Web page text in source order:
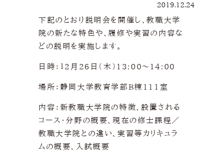
2019.12.24
下記のとおり説明会を開催し、教職大学
院の新たな特色や、履修や実習の内容な
どの説明を実施します。
日時：１2月26日（木）13:00～14:00
場所：静岡大学教育学部B棟111室
内容：新教職大学院の特徴、設置される
コース・分野の概要、現在の修士課程／
教職大学院との違い、実習等カリキュラ
ムの概要、入試概要